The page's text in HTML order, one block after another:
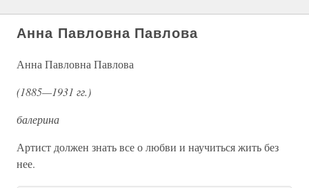
Анна Павловна Павлова
Анна Павловна Павлова
(1885—1931 гг.)
балерина
Артист должен знать все о любви и научиться жить без
нее.